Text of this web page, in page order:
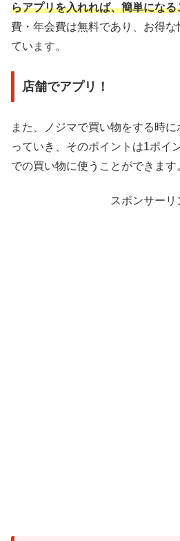
らアプリを入れれば、簡単にな
費・年会費は無料であり、お得
ています。
店舗でアプリ！
また、ノジマで買い物をする時
っていき、そのポイントは1ポイ
での買い物に使うことができます
スポンサーリ